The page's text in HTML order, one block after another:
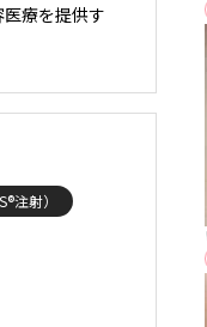
療を提供す
注射）